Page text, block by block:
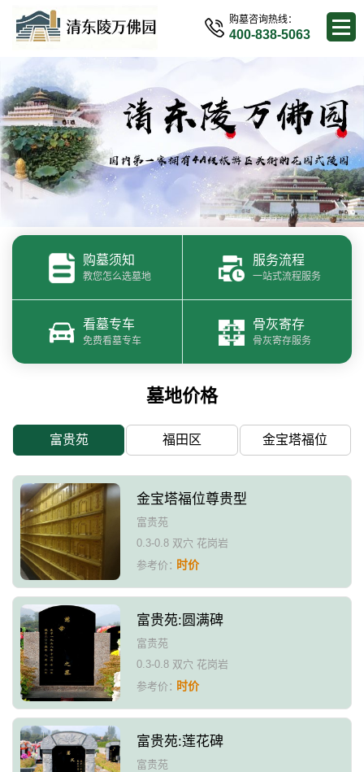
购墓咨询热线：
400-838-5063
购墓须知
教您怎么选墓地
服务流程
一站式流程服务
看墓专车
免费看墓专车
骨灰寄存
骨灰寄存服务
墓地价格
富贵苑 福田区 金宝塔福位
金宝塔福位尊贵型
富贵苑
0.3-0.8 双穴 花岗岩
参考价：时价
富贵苑:圆满碑
富贵苑
0.3-0.8 双穴 花岗岩
参考价：时价
富贵苑:莲花碑
富贵苑